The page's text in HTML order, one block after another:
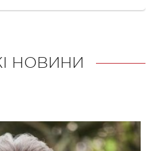
НОВИНИ